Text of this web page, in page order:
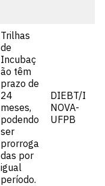
Trilhas
de
Incubaç
ão têm
prazo de
24
meses,
podendo
ser
prorroga
das por
igual
período.
DIEBT/I
NOVA-
UFPB